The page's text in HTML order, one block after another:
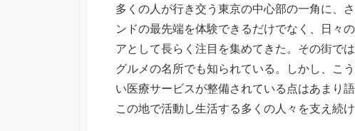
日
多くの人が行き交う東京の中心部の一角に、
ンドの最先端を体験できるだけでなく、日々
アとして長らく注目を集めてきた。その街で
グルメの名所でも知られている。しかし、こ
い医療サービスが整備されている点はあまり
この地で活動し生活する多くの人々を支え続け